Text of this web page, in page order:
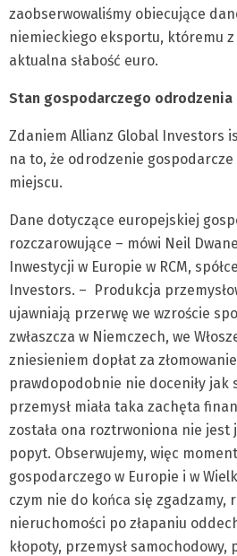
zaobserwowaliśmy obiecujące
niemieckiego eksportu, któremu z
aktualna słabość euro.
Stan gospodarczego odrodzenia
Zdaniem Allianz Global Investors
na to, że odrodzenie gospodarcze
miejscu.
Dane dotyczące europejskiej
rozczarowujące – mówi Neil
Inwestycji w Europie w RCM,
Investors. – Produkcja
ujawniają przerwę we wzroście
zwłaszcza w Niemczech, we
zniesieniem dopłat za
prawdopodobnie nie doceniły jak
przemysł miała taka zachęta
została ona roztrwoniona nie
popyt. Obserwujemy, więc
gospodarczego w Europie i w
czym nie do końca się zgadzamy,
nieruchomości po złapaniu
kłopoty, przemysł samochodowy,